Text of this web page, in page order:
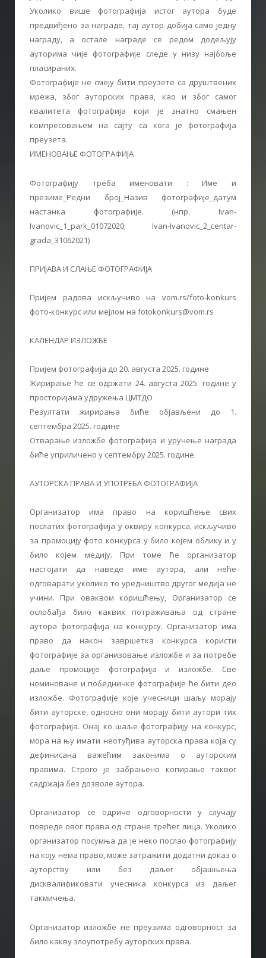
Уколико више фотографија истог аутора буде
предвиђено за награде, тај аутор добија само једну
награду, а остале награде се редом додељују
ауторима чије фотографије следе у низу најбоље
пласираних.
Фотографије не смеју бити преузете са друштвених
мрежа, због ауторских права, као и због самог
квалитета фотографија који је знатно смањен
компресовањем на сајту са кога је фотографија
преузета.
ИМЕНОВАЊЕ ФОТОГРАФИЈА
Фотографију треба именовати : Име и
презиме_Редни број_Назив фотографије_датум
настанка фотографије. (нпр. Ivan-
Ivanovic_1_park_01072020; Ivan-Ivanovic_2_centar-
grada_31062021)
ПРИЈАВА И СЛАЊЕ ФОТОГРАФИЈА
Пријем радова искључиво на vom.rs/foto-konkurs
фото-конкурс или мејлом на fotokonkurs@vom.rs
КАЛЕНДАР ИЗЛОЖБЕ
Пријем фотографија до 20. августа 2025. године
Жирирање ће се одржати 24. августа 2025. године у
просторијама удружења ЦМТДО
Резултати жирирања биће објављени до 1.
септембра 2025. године
Отварање изложбе фотографија и уручење награда
биће уприличено у септембру 2025. године.
АУТОРСКА ПРАВА И УПОТРЕБА ФОТОГРАФИЈА
Организатор има право на коришћење свих
послатих фотографија у оквиру конкурса, искључиво
за промоцију фото конкурса у било којем облику и у
било којем медију. При томе ће организатор
настојати да наведе име аутора, али неће
одговарати уколико то уредништво другог медија не
учини. При оваквом коришћењу, Организатор се
ослобађа било каквих потраживања од стране
аутора фотографија на конкурсу. Организатор има
право да након завршетка конкурса користи
фотографије за организовање изложбе и за потребе
даље промоције фотографија и изложбе. Све
номиноване и победничке фотографије ће бити део
изложбе. Фотографије које учесници шаљу морају
бити ауторске, односно они морају бити аутори тих
фотографија. Онај ко шаље фотографију на конкурс,
мора на њу имати неотуђива ауторска права која су
дефинисана важећим законима о ауторским
правима. Строго је забрањено копирање таквог
садржаја без дозволе аутора.
Организатор се одриче одговорности у случају
повреде овог права од стране трећег лица. Уколико
организатор посумња да је неко послао фотографију
на коју нема право, може затражити додатни доказ о
ауторству или без даљег објашњења
дисквалификовати учесника конкурса из даљег
такмичења.
Организатор изложбе не преузима одговорност за
било какву злоупотребу ауторских права.